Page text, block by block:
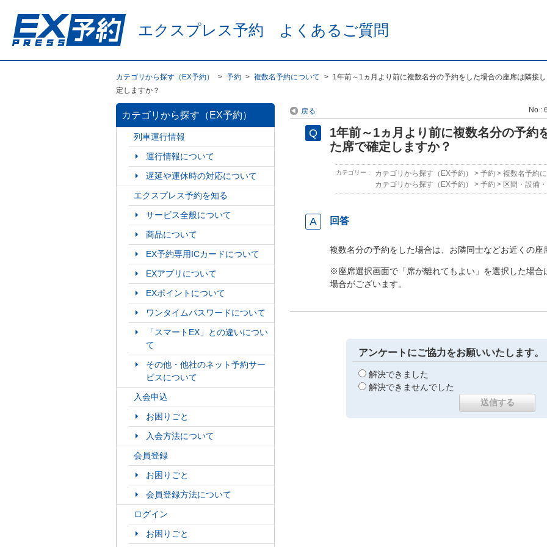
エクスプレス予約 よくあるご質問
カテゴリから探す（EX予約） > 予約 > 複数名予約について > 1年前～1ヵ月より前に複数名分の予約をした場合の座席は隣接
定しますか？
カテゴリから探す（EX予約）
列車運行情報
運行情報について
遅延や運休時の対応について
エクスプレス予約を知る
サービス全般について
商品について
EX予約専用ICカードについて
EXアプリについて
EXポイントについて
ワンタイムパスワードについて
「スマートEX」との違いについ
て
その他・他社のネット予約サー
ビスについて
入会申込
お困りごと
入会方法について
会員登録
お困りごと
会員登録方法について
ログイン
お困りごと
戻る No :
1年前～1ヵ月より前に複数名分の予約
た席で確定しますか？
カテゴリー : カテゴリから探す（EX予約） > 予約 > 複数名予約
カテゴリから探す（EX予約）
> 予約 > 区間・設備
回答
複数名分の予約をした場合は、お隣同士などお近くの座
※座席選択画面で「席が離れてもよい」を選択した場合
場合がございます。
アンケートにご協力をお願いいたします。
解決できました
解決できませんでした